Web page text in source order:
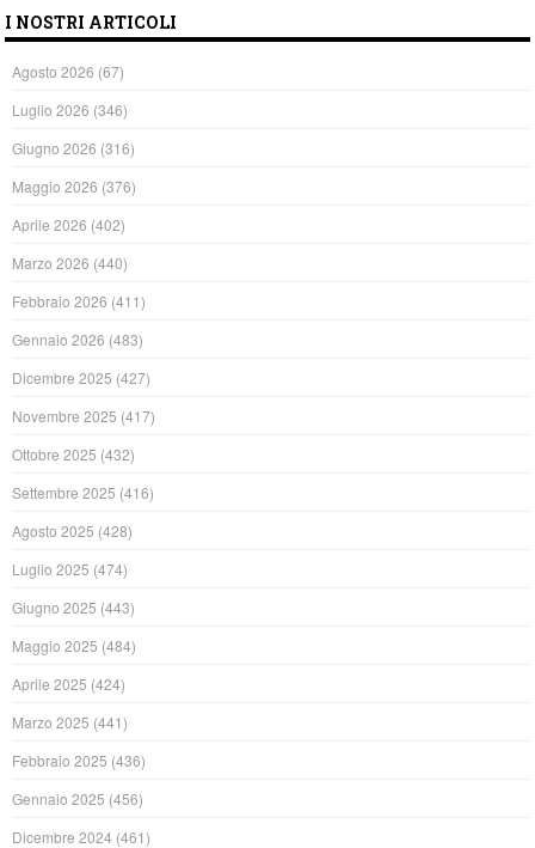
I NOSTRI ARTICOLI
Agosto 2026 (67)
Luglio 2026 (346)
Giugno 2026 (316)
Maggio 2026 (376)
Aprile 2026 (402)
Marzo 2026 (440)
Febbraio 2026 (411)
Gennaio 2026 (483)
Dicembre 2025 (427)
Novembre 2025 (417)
Ottobre 2025 (432)
Settembre 2025 (416)
Agosto 2025 (428)
Luglio 2025 (474)
Giugno 2025 (443)
Maggio 2025 (484)
Aprile 2025 (424)
Marzo 2025 (441)
Febbraio 2025 (436)
Gennaio 2025 (456)
Dicembre 2024 (461)